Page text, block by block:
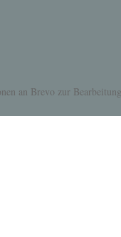
an Brevo zur